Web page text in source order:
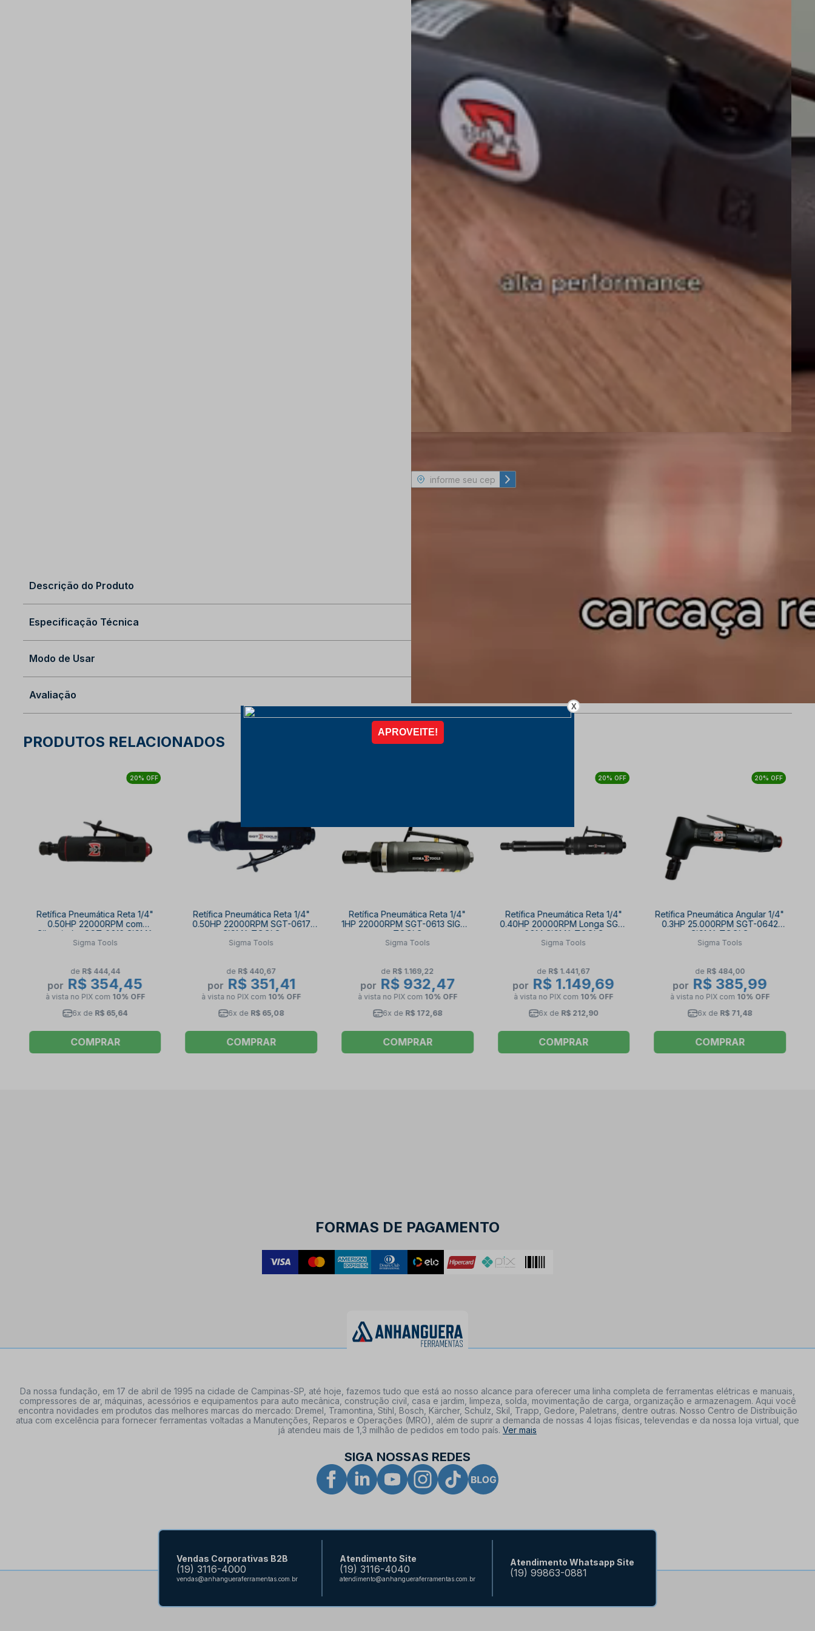
Descrição do Produto
Especificação Técnica
Modo de Usar
Avaliação
PRODUTOS RELACIONADOS
20% OFF
Retífica Pneumática Reta 1/4"
0.50HP 22000RPM com
Silenciador SGT-0610 SIGMA
TOOLS
Sigma Tools
de R$ 444,44
por R$ 354,45
à vista no PIX com 10% OFF
6x de R$ 65,64
COMPRAR
Retífica Pneumática Reta 1/4"
0.50HP 22000RPM SGT-0617
SIGMA TOOLS
Sigma Tools
de R$ 440,67
porR$ 351,41
à vista no PIX com 10% OFF
6x de R$ 65,08
COMPRAR
Retífica Pneumática Reta 1/4"
1HP 22000RPM SGT-0613 SIGMA
TOOLS
Sigma Tools
de R$ 1.169,22
porR$ 932,47
à vista no PIX com 10% OFF
6x de R$ 172,68
COMPRAR
20% OFF
Retífica Pneumática Reta 1/4"
0.40HP 20000RPM Longa SGT-
0614 SIGMA TOOLS
Sigma Tools
de R$ 1.441,67
por R$ 1.149,69
à vista no PIX com 10% OFF
6x de R$ 212,90
COMPRAR
20% OFF
Retífica Pneumática Angular 1/4"
0.3HP 25.000RPM SGT-0642
SIGMA TOOLS
Sigma Tools
de R$ 484,00
por R$ 385,99
à vista no PIX com 10% OFF
6x de R$ 71,48
COMPRAR
FORMAS DE PAGAMENTO
Da nossa fundação, em 17 de abril de 1995 na cidade de Campinas-SP, até hoje, fazemos tudo que está ao nosso alcance para oferecer uma linha completa de ferramentas elétricas e manuais,
compressores de ar, máquinas, acessórios e equipamentos para auto mecânica, construção civil, casa e jardim, limpeza, solda, movimentação de carga, organização e armazenagem. Aqui você
encontra novidades em produtos das melhores marcas do mercado: Dremel, Tramontina, Stihl, Bosch, Kärcher, Schulz, Skil, Trapp, Gedore, Paletrans, dentre outras. Nosso Centro de Distribuição
atua com excelência para fornecer ferramentas voltadas a Manutenções, Reparos e Operações (MRO), além de suprir a demanda de nossas 4 lojas físicas, televendas e da nossa loja virtual, que
já atendeu mais de 1,3 milhão de pedidos em todo país. Ver mais
SIGA NOSSAS REDES
Vendas Corporativas B2B
(19) 3116-4000
vendas@anhangueraferramentas.com.br
Atendimento Site
(19) 3116-4040
atendimento@anhangueraferramentas.com.br
Atendimento Whatsapp Site
(19) 99863-0881
X